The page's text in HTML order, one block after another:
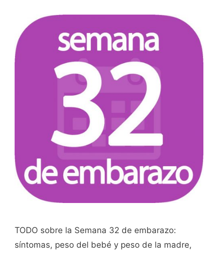
TODO sobre la Semana 32 de embarazo:
síntomas, peso del bebé y peso de la madre,